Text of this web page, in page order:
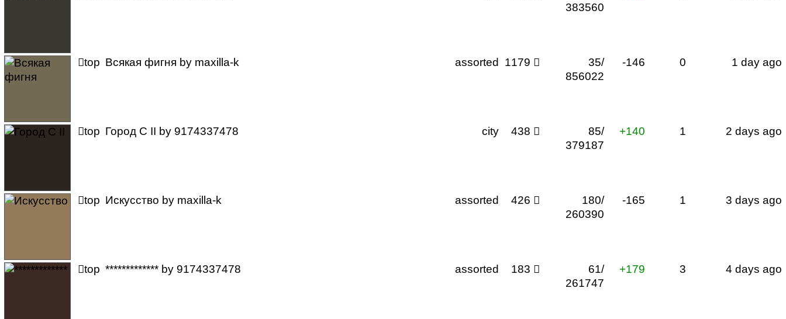
383560
top Всякая фигня by maxilla-k assorted 1179 
35/
856022
-146 0 1 day ago
top Город C II by 9174337478 city 438 
85/
379187
+140 1 2 days ago
top Искусство by maxilla-k assorted 426 
180/
260390
-165 1 3 days ago
top ************* by 9174337478 assorted 183 
61/
261747
+179 3 4 days ago